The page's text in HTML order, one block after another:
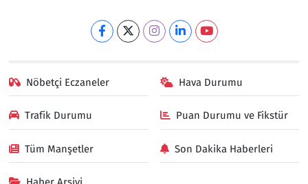
Nöbetçi Eczaneler Hava Durumu
Trafik Durumu Puan Durumu ve Fikstür
Tüm Manşetler Son Dakika Haberleri